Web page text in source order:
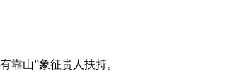
靠山”象征贵人扶持。